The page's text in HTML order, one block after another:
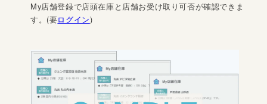
My店舗登録で店頭在庫と店舗お受け取り可否が確認できま
す。(要ログイン)